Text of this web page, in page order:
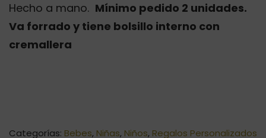
Hecho a mano. Mínimo pedido 2 unidades.
Va forrado y tiene bolsillo interno con
cremallera
Categorías: Bebes, Niñas, Niños, Regalos Personalizados